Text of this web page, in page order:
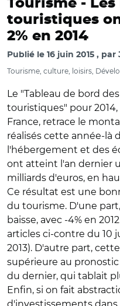
Tourisme -
touristiques
2% en 2014
Publié le 16 juin 2015 par
Tourisme, culture, loisirs,
Le "Tableau de bord
touristiques" pour
France, retrace le
réalisés cette année-là
l'hébergement et des
ont atteint l'an dernier
milliards d'euros, en
Ce résultat est une
du tourisme. D'une
baisse, avec -4% en
articles ci-contre du 10
2013). D'autre part,
supérieure au
du dernier, qui tablait
Enfin, si on fait